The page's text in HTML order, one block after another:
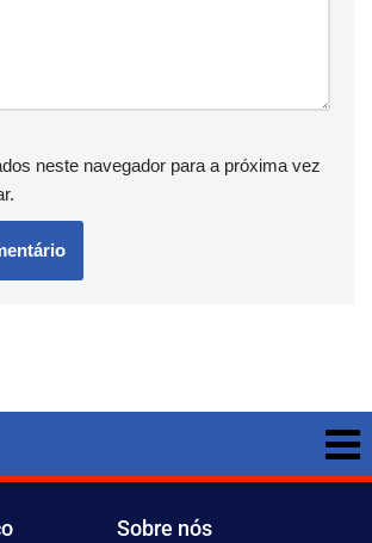
neste navegador para a próxima vez
Sobre nós